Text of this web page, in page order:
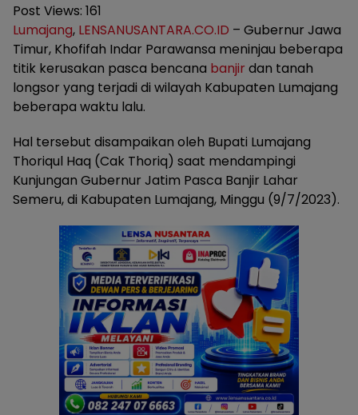
Post Views: 161
Lumajang, LENSANUSANTARA.CO.ID – Gubernur Jawa
Timur, Khofifah Indar Parawansa meninjau beberapa
titik kerusakan pasca bencana banjir dan tanah
longsor yang terjadi di wilayah Kabupaten Lumajang
beberapa waktu lalu.
Hal tersebut disampaikan oleh Bupati Lumajang
Thoriqul Haq (Cak Thoriq) saat mendampingi
Kunjungan Gubernur Jatim Pasca Banjir Lahar
Semeru, di Kabupaten Lumajang, Minggu (9/7/2023).